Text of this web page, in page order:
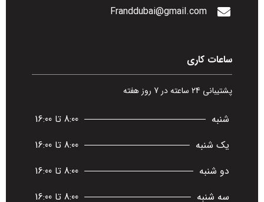
Franddubai@gmail.com
ساعات کاری
پشتیبانی 24 ساعته در 7 روز هفته
شنبه
8:00 تا 16:00
یک شنبه
8:00 تا 16:00
دو شنبه
8:00 تا 16:00
سه شنبه
8:00 تا 16:00